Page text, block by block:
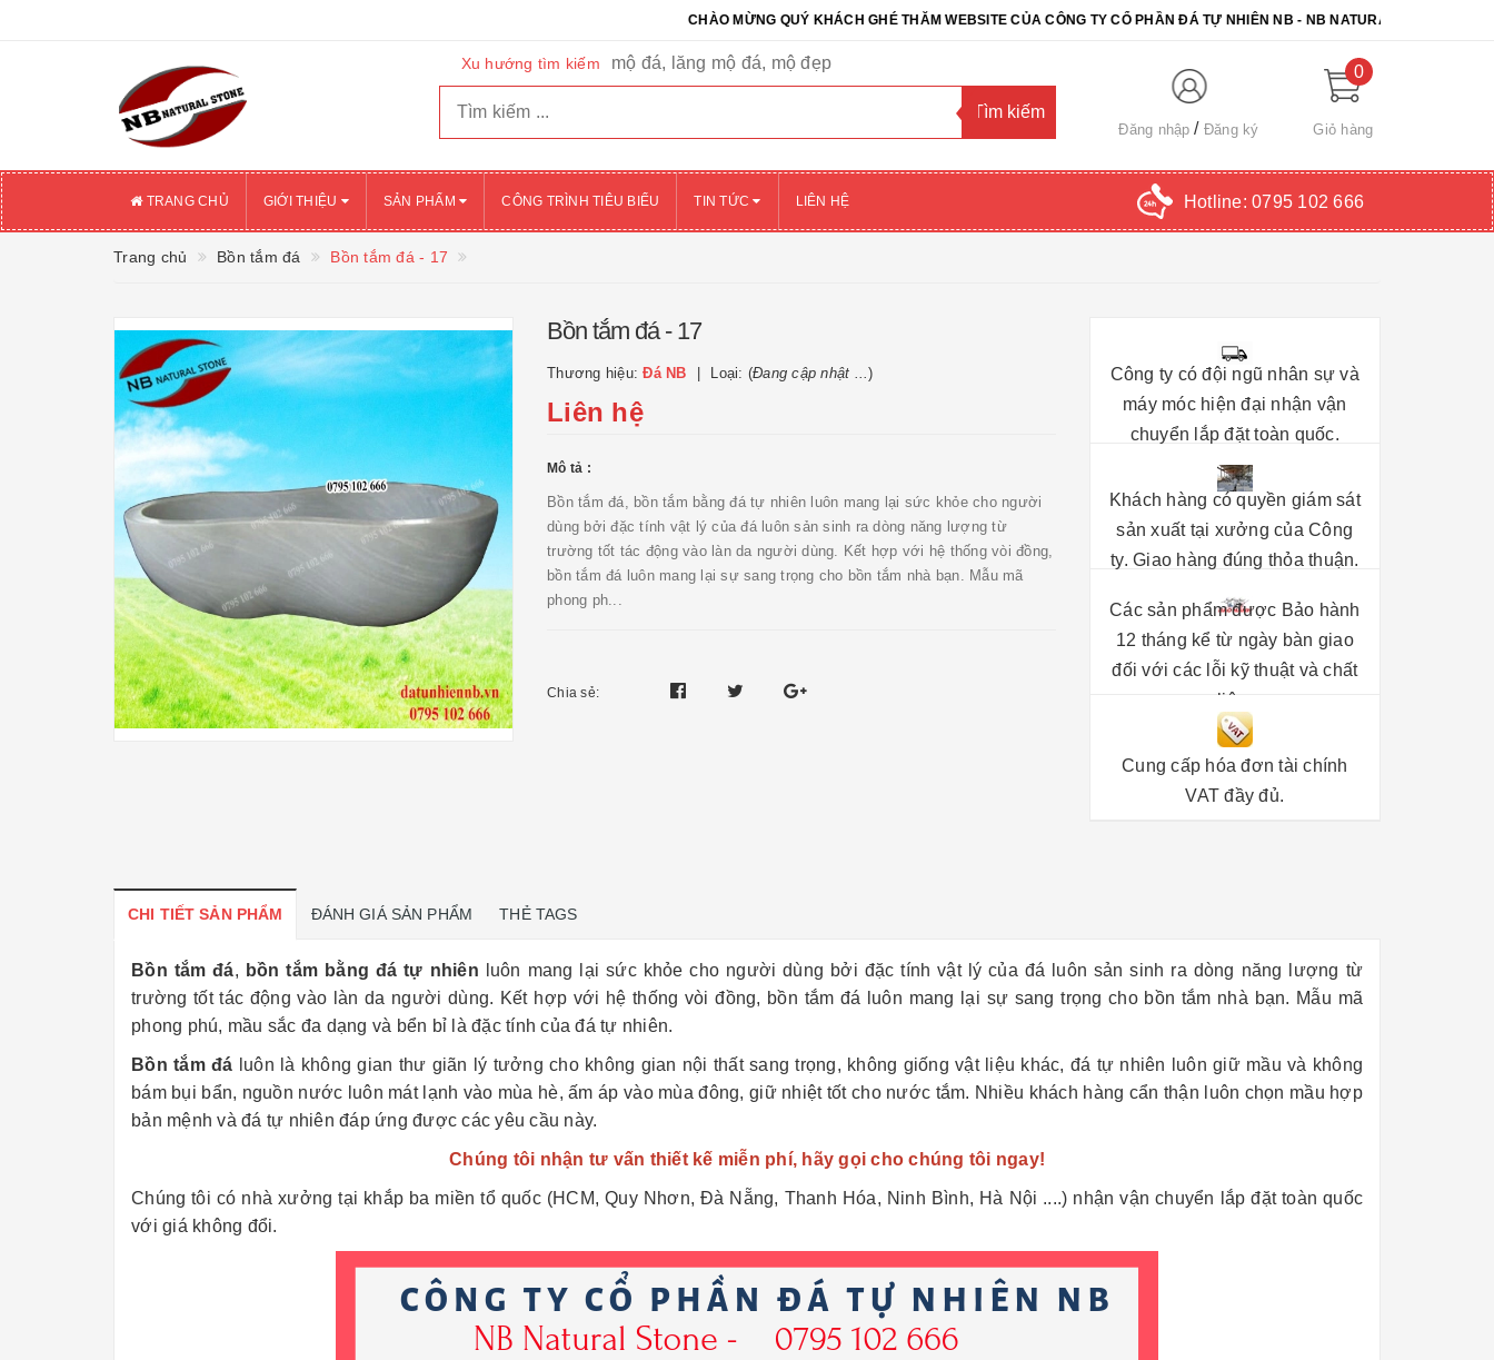
CHÀO MỪNG QUÝ KHÁCH GHÉ THĂM WEBSITE CỦA CÔNG TY CỔ PHẦN ĐÁ TỰ NHIÊN NB - NB NATURAL STONE. CHÚC QUÝ
Xu hướng tìm kiếm mộ đá, lăng mộ đá, mộ đẹp
Đăng nhập Đăng ký
0
Giỏ hàng
TRANG CHỦ GIỚI THIỆU SẢN PHẨM CÔNG TRÌNH TIÊU BIỂU TIN TỨC LIÊN HỆ Hotline: 0795 102 666
Trang chủ Bồn tắm đá Bồn tắm đá - 17
Bồn tắm đá - 17
Thương hiệu:Đá NB Loại: (Đang cập nhật ...)
Liên hệ
Mô tả :
Bồn tắm đá, bồn tắm bằng đá tự nhiên luôn mang lại sức khỏe cho người
dùng bởi đặc tính vật lý của đá luôn sản sinh ra dòng năng lượng từ
trường tốt tác động vào làn da người dùng. Kết hợp với hệ thống vòi đồng,
bồn tắm đá luôn mang lại sự sang trọng cho bồn tắm nhà bạn. Mẫu mã
phong ph...
Chia sẻ:
Công ty có đội ngũ nhân sự và
máy móc hiện đại nhận vận
chuyển lắp đặt toàn quốc.
Khách hàng có quyền giám sát
sản xuất tại xưởng của Công
ty. Giao hàng đúng thỏa thuận.
Các sản phẩm được Bảo hành
12 tháng kể từ ngày bàn giao
đối với các lỗi kỹ thuật và chất
liệu.
Cung cấp hóa đơn tài chính
VAT đầy đủ.
CHI TIẾT SẢN PHẨM ĐÁNH GIÁ SẢN PHẨM THẺ TAGS
Bồn tắm đá, bồn tắm bằng đá tự nhiên luôn mang lại sức khỏe cho người dùng bởi đặc tính vật lý của đá luôn sản sinh ra dòng năng lượng từ
trường tốt tác động vào làn da người dùng. Kết hợp với hệ thống vòi đồng, bồn tắm đá luôn mang lại sự sang trọng cho bồn tắm nhà bạn. Mẫu mã
phong phú, mầu sắc đa dạng và bển bỉ là đặc tính của đá tự nhiên.
Bồn tắm đá luôn là không gian thư giãn lý tưởng cho không gian nội thất sang trọng, không giống vật liệu khác, đá tự nhiên luôn giữ mầu và không
bám bụi bẩn, nguồn nước luôn mát lạnh vào mùa hè, ấm áp vào mùa đông, giữ nhiệt tốt cho nước tắm. Nhiều khách hàng cẩn thận luôn chọn mầu hợp
bản mệnh và đá tự nhiên đáp ứng được các yêu cầu này.
Chúng tôi nhận tư vấn thiết kế miễn phí, hãy gọi cho chúng tôi ngay!
Chúng tôi có nhà xưởng tại khắp ba miền tổ quốc (HCM, Quy Nhơn, Đà Nẵng, Thanh Hóa, Ninh Bình, Hà Nội ....) nhận vận chuyển lắp đặt toàn quốc
với giá không đổi.